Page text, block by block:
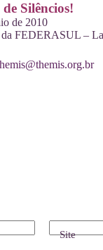
Silêncios!
de 2010
FEDERASUL –
Site